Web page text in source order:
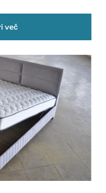
več